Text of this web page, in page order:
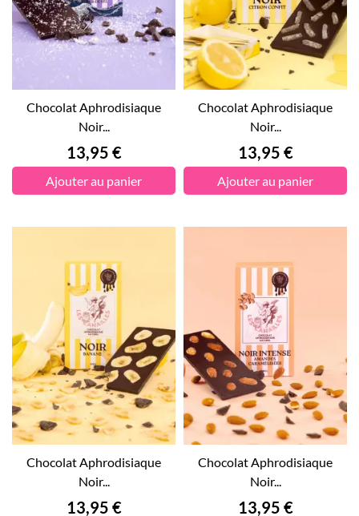
Chocolat Aphrodisiaque
Noir...
Prix
13,95 €
Ajouter au panier
Chocolat Aphrodisiaque
Noir...
Prix
13,95 €
Ajouter au panier
Chocolat Aphrodisiaque
Noir...
Prix
13,95 €
Chocolat Aphrodisiaque
Noir...
Prix
13,95 €